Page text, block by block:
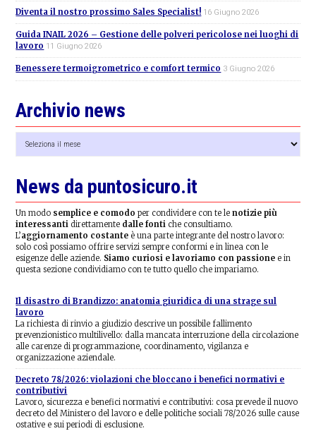
Diventa il nostro prossimo Sales Specialist! 16 Giugno 2026
Guida INAIL 2026 – Gestione delle polveri pericolose nei luoghi di
lavoro 11 Giugno 2026
Benessere termoigrometrico e comfort termico 3 Giugno 2026
Archivio news
news
News da puntosicuro.it
Un modo semplice e comodo per condividere con te lenotizie più
interessanti direttamente dalle fonti che consultiamo.
L’aggiornamento costante è una parte integrante del nostro lavoro:
solo così possiamo offrire servizi sempre conformi e in linea con le
esigenze delle aziende. Siamo curiosi e lavoriamo con passione e in
questa sezione condividiamo con te tutto quello che impariamo.
Il disastro di Brandizzo: anatomia giuridica di una strage sul
lavoro
La richiesta di rinvio a giudizio descrive un possibile fallimento
prevenzionistico multilivello: dalla mancata interruzione della circolazione
alle carenze di programmazione, coordinamento, vigilanza e
organizzazione aziendale.
Decreto 78/2026: violazioni che bloccano i benefici normativi e
contributivi
Lavoro, sicurezza e benefici normativi e contributivi: cosa prevede il nuovo
decreto del Ministero del lavoro e delle politiche sociali 78/2026 sulle cause
ostative e sui periodi di esclusione.